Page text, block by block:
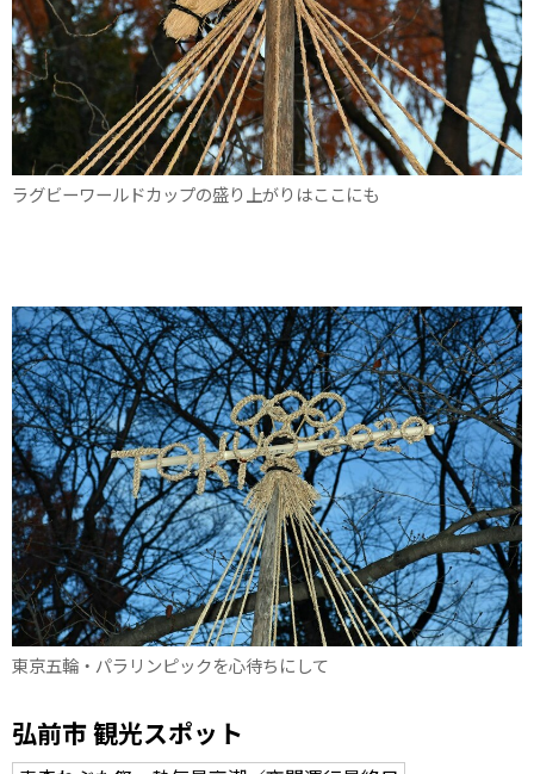
ラグビーワールドカップの盛り上がりはここにも
東京五輪・パラリンピックを心待ちにして
弘前市 観光スポット